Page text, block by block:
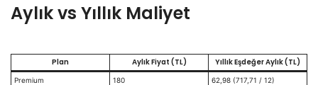
Aylık vs Yıllık Maliyet
Plan Aylık Fiyat (TL) Yıllık Eşdeğer Aylık (TL)
Premium 180
62,98 (717,71 / 12)